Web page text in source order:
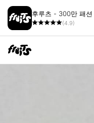
후루츠 - 300만 패
(4.9)